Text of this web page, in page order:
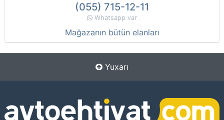
(055) 715-12-11
Whatsapp var
Mağazanın bütün elanları
Yuxarı